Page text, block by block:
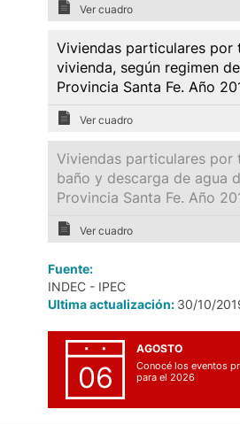
Ver cuadro
Viviendas particulares por
vivienda, según regimen
Provincia Santa Fe. Año
Ver cuadro
Viviendas particulares por
baño y descarga de agua
Provincia Santa Fe. Año
Ver cuadro
Fuente:
INDEC - IPEC
Ultima actualización: 30/10/
06
AGOSTO
Conocé los eventos
para el 2026